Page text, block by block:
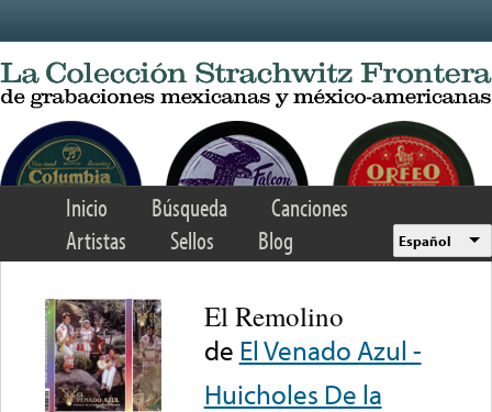
Inicio Búsqueda
Canciones
Artistas
Sellos Blog Español
El Remolino
de El Venado Azul -
Huicholes De la